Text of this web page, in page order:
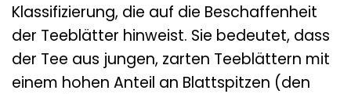
Klassifizierung, die auf die Beschaffenheit
der Teeblätter hinweist. Sie bedeutet, dass
der Tee aus jungen, zarten Teeblättern mit
einem hohen Anteil an Blattspitzen (den